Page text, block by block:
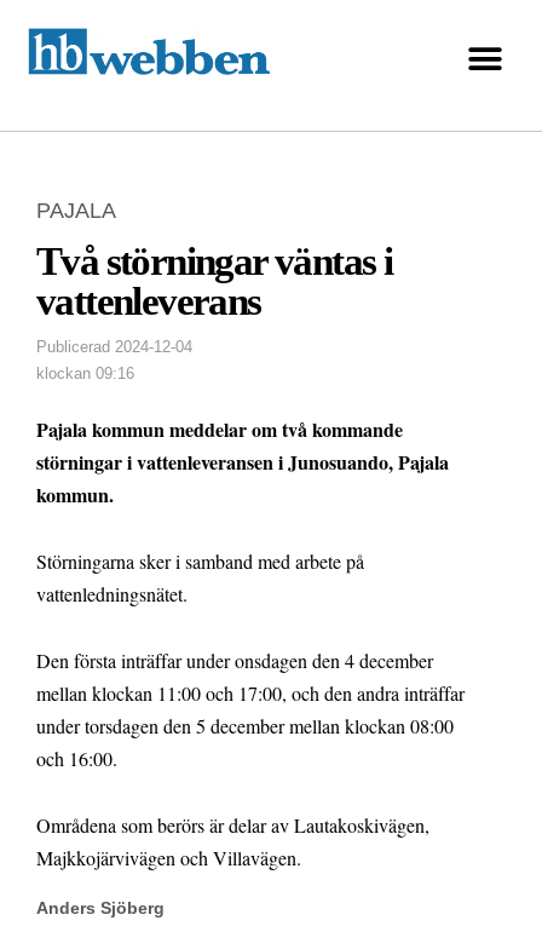
PAJALA
Två störningar väntas i
vattenleverans
Publicerad 2024-12-04
klockan 09:16
Pajala kommun meddelar om två kommande
störningar i vattenleveransen i Junosuando, Pajala
kommun.
Störningarna sker i samband med arbete på
vattenledningsnätet.
Den första inträffar under onsdagen den 4 december
mellan klockan 11:00 och 17:00, och den andra inträffar
under torsdagen den 5 december mellan klockan 08:00
och 16:00.
Områdena som berörs är delar av Lautakoskivägen,
Majkkojärvivägen och Villavägen.
Anders Sjöberg